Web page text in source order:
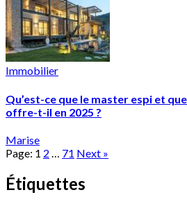
Immobilier
Qu’est-ce que le master espi et
offre-t-il en 2025 ?
Marise
Page: 1 2 … 71 Next »
Étiquettes